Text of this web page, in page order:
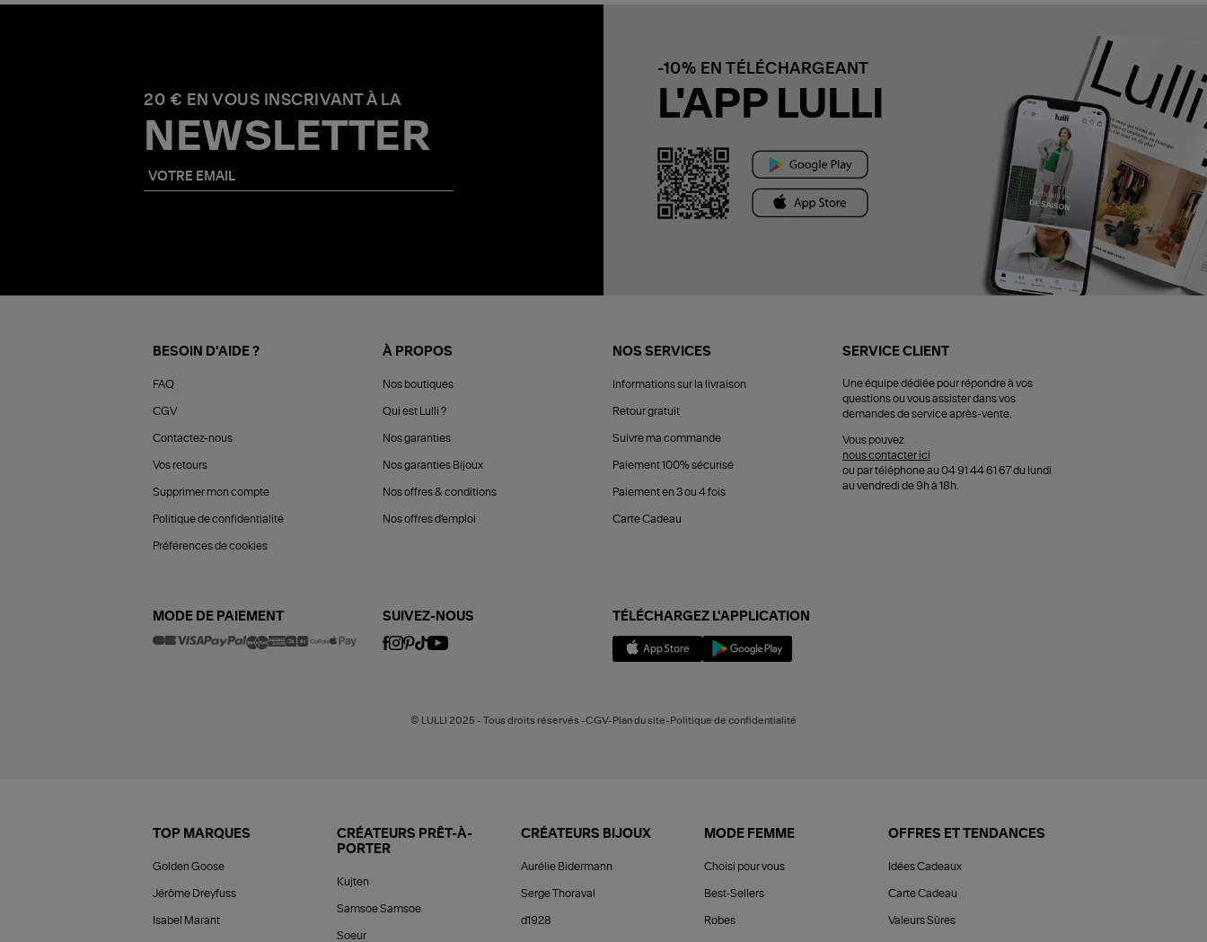
20 € EN VOUS INSCRIVANT À LA
NEWSLETTER
-10% EN TÉLÉCHARGEANT
L'APP LULLI
BESOIN D'AIDE ?
FAQ
CGV
Contactez-nous
Vos retours
Supprimer mon compte
Politique de confidentialité
Préférences de cookies
À PROPOS
Nos boutiques
Qui est Lulli ?
Nos garanties
Nos garanties Bijoux
Nos offres & conditions
Nos offres d'emploi
NOS SERVICES
Informations sur la livraison
Retour gratuit
Suivre ma commande
Paiement 100% sécurisé
Paiement en 3 ou 4 fois
Carte Cadeau
SERVICE CLIENT
Une équipe dédiée pour répondre à vos
questions ou vous assister dans vos
demandes de service après-vente.
Vous pouvez
nous contacter ici
ou par téléphone au 04 91 44 61 67 du lundi
au vendredi de 9h à 18h.
MODE DE PAIEMENT SUIVEZ-NOUS TÉLÉCHARGEZ L'APPLICATION
© LULLI 2025 - Tous droits réservés -CGV-Plan du site-Politique de confidentialité
TOP MARQUES
Golden Goose
Jérôme Dreyfuss
Isabel Marant
CRÉATEURS PRÊT-À-
PORTER
Kujten
Samsoe Samsoe
Soeur
CRÉATEURS BIJOUX
Aurélie Bidermann
Serge Thoraval
d1928
MODE FEMME
Choisi pour vous
Best-Sellers
Robes
OFFRES ET TENDANCES
Idées Cadeaux
Carte Cadeau
Valeurs Sûres